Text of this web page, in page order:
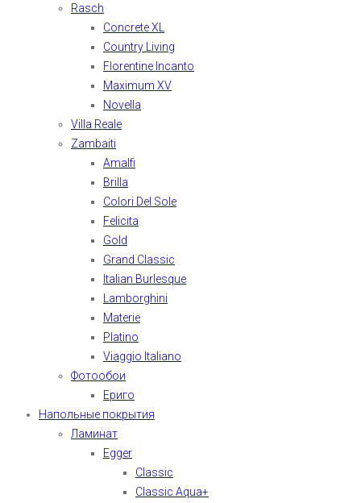
Rasch
Concrete XL
Country Living
Florentine Incanto
Maximum XV
Novella
Villa Reale
Zambaiti
Amalfi
Brilla
Colori Del Sole
Felicita
Gold
Grand Classic
Italian Burlesque
Lamborghini
Materie
Platino
Viaggio Italiano
Фотообои
Ериго
Напольные покрытия
Ламинат
Egger
Classic
Classic Aqua+